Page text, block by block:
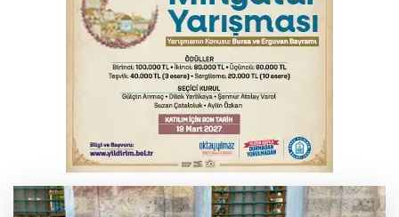
Polisin 'dur' ihtarına uymadı, ceza
duvarına tosladı
Bursa'da yolcu otobüsünün çarptığı
kadın ağır yaralandı
2 katlı 24 kişilik işçi konteynerinde
yangın